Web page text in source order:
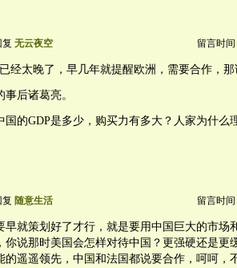
复 无云夜空 留言时间
经太晚了，早几年就提醒欧洲，需要合作，那
后诸葛亮。
国的GDP是多少，购买力有多大？人家为什么
复 随意生活 留言时间
早就策划好了才行，就是要用中国巨大的市场
你说那时美国会怎样对待中国？更强硬还是更
的遥遥领先，中国和法国都说要合作，呵呵，